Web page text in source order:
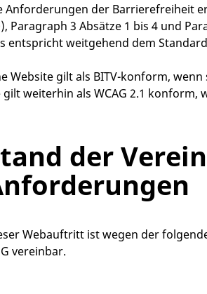
Anforderungen der Barrierefreiheit
Paragraph 3 Absätze 1 bis 4 und
entspricht weitgehend dem Standard
Website gilt als BITV-konform,
gilt weiterhin als WCAG 2.1 konform,
der
Webauftritt ist wegen der
vereinbar.